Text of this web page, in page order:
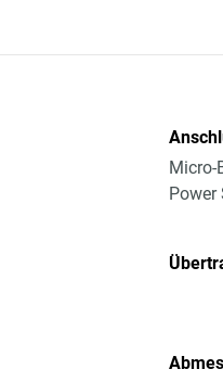
Micro-
Power